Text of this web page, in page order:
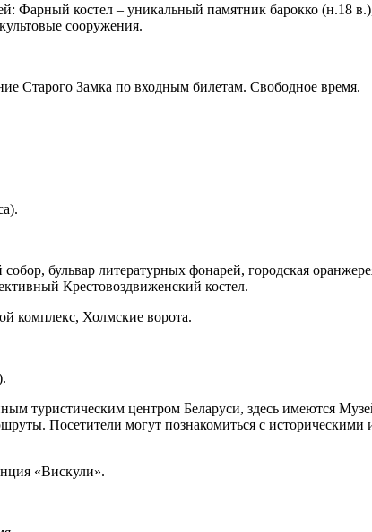
Фарный костел – уникальный памятник барокко (н.18
сооружения.
Старого Замка по входным билетам. Свободное время.
бульвар литературных фонарей, городская
Крестовоздвиженский костел.
комплекс, Холмские ворота.
туристическим центром Беларуси, здесь имеются
Посетители могут познакомиться с
«Вискули».